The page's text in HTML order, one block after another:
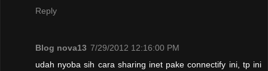
Reply
Blog nova13 7/29/2012 12:16:00 PM
udah nyoba sih cara sharing inet pake connectify ini, tp ini